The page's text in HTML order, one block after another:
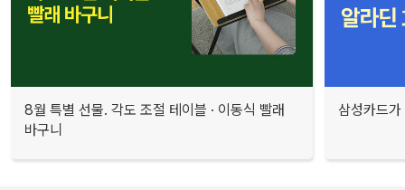
8월 특별 선물. 각도 조절 테이블 · 이동식 빨래
바구니
삼성카드